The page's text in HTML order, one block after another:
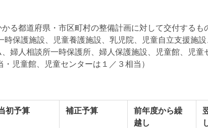
る都道府県・市区町村の整備計画に対して交付するも
時保護施設、児童養護施設、乳児院、児童自立支援
婦人相談所一時保護所、婦人保護施設、児童館、児
児童館、児童センターは１／３相当）
初予算 補正予算
前年度から繰
越し